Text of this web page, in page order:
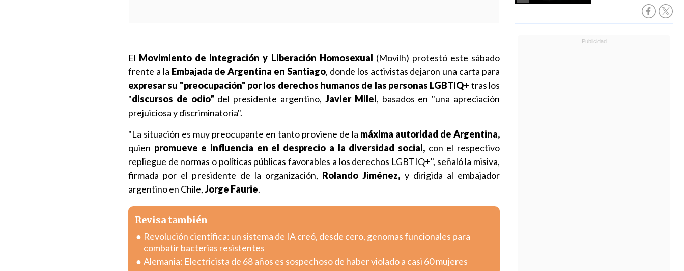
El Movimiento de Integración y Liberación Homosexual (Movilh) protestó este sábado
frente a la Embajada de Argentina en Santiago, donde los activistas dejaron una carta para
expresar su "preocupación" por los derechos humanos de las personas LGBTIQ+ tras los
"discursos de odio" del presidente argentino, Javier Milei, basados en "una apreciación
prejuiciosa y discriminatoria".
"La situación es muy preocupante en tanto proviene de la máxima autoridad de Argentina,
quien promueve e influencia en el desprecio a la diversidad social,con el respectivo
repliegue de normas o políticas públicas favorables a los derechos LGBTIQ+", señaló la misiva,
firmada por el presidente de la organización, Rolando Jiménez, y dirigida al embajador
argentino en Chile,Jorge Faurie.
Revisa también
Revolución científica: un sistema de IA creó, desde cero, genomas funcionales para
combatir bacterias resistentes
Alemania: Electricista de 68 años es sospechoso de haber violado a casi 60 mujeres